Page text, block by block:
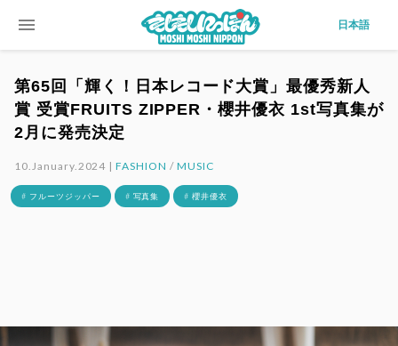
menu 日本語
第65回「輝く！日本レコード大賞」最優秀新人
賞 受賞FRUITS ZIPPER・櫻井優衣 1st写真集が
2月に発売決定
10.January.2024 |FASHION / MUSIC
# フルーツジッパー # 写真集 # 櫻井優衣